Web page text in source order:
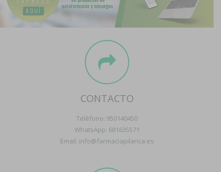
Contacto
Boletín
CONTACTO
Teléfono: 950140450
WhatsApp: 681635571
Email: info@farmaciapilarica.es